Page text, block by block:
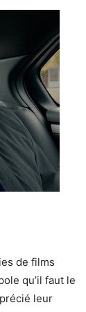
de films
qu’il faut le
leur